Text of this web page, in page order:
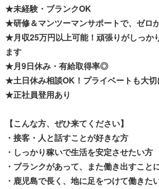
★未経験・ブランクOK
★研修＆マンツーマンサポートで、ゼロ
★月収25万円以上可能！頑張りがしっか
ます
★月9日休み・有給取得率◎
★土日休み相談OK！プライベートも大切
★正社員登用あり
【こんな方、ぜひ来てください】
・接客・人と話すことが好きな方
・しっかり稼いで生活を安定させたい方
・ブランクがあって、また働き出すこと
・鹿児島で長く、地に足をつけて働きた